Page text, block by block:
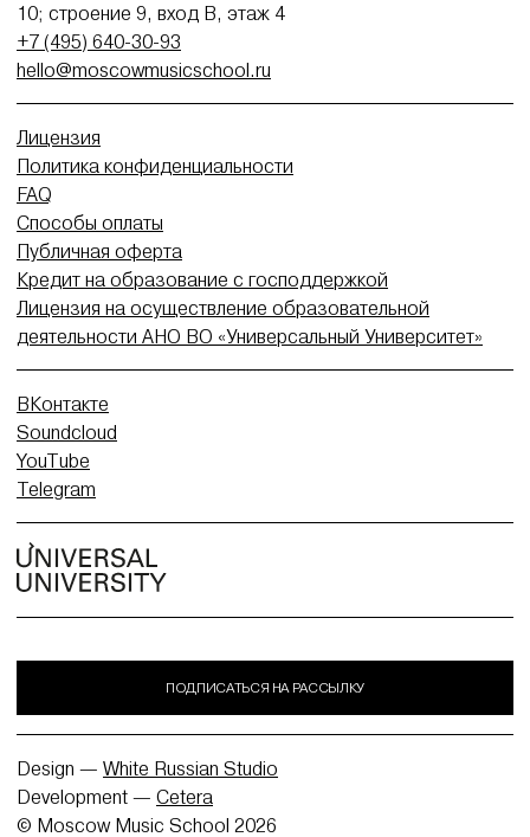
10; строение 9, вход В, этаж 4
+7 (495) 640-30-93
hello@moscowmusicschool.ru
Лицензия
Политика конфиденциальности
FAQ
Способы оплаты
Публичная оферта
Кредит на образование с господдержкой
Лицензия на осуществление образовательной
деятельности АНО ВО «Универсальный Университет»
ВКонтакте
Soundcloud
YouTube
Telegram
ПОДПИСАТЬСЯ НА РАССЫЛКУ
Design — White Russian Studio
Development — Cetera
© Moscow Music School 2026